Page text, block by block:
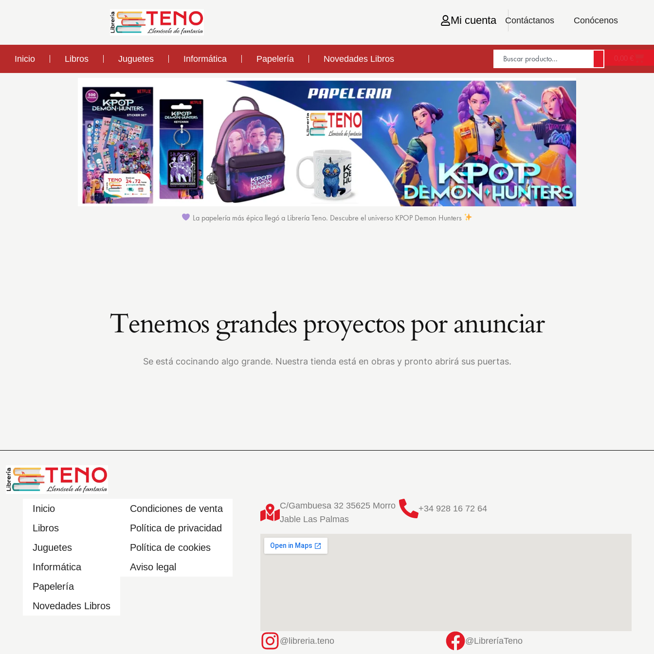
Contáctanos Conócenos
Mi cuenta
Inicio Libros Juguetes Informática Papelería Novedades Libros 0,00 €
La papelería más épica llegó a Librería Teno. Descubre el universo KPOP Demon Hunters
Tenemos grandes proyectos por anunciar
Se está cocinando algo grande. Nuestra tienda está en obras y pronto abrirá sus puertas.
Inicio
Libros
Juguetes
Informática
Papelería
Novedades Libros
Condiciones de venta
Política de privacidad
Política de cookies
Aviso legal
C/Gambuesa 32 35625 Morro
Jable Las Palmas
+34 928 16 72 64
@libreria.teno @LibreríaTeno